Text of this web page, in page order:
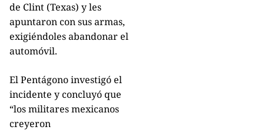
de Clint (Texas) y les
apuntaron con sus armas,
exigiéndoles abandonar el
automóvil.
El Pentágono investigó el
incidente y concluyó que
“los militares mexicanos
creyeron